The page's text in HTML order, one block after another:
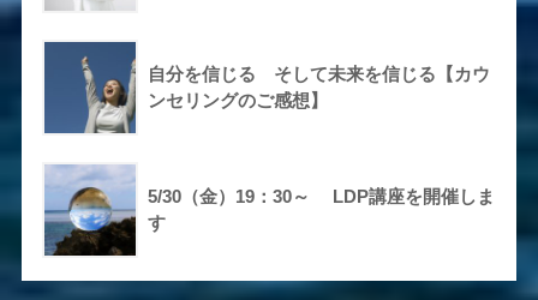
自分を信じる そして未来を信じる【カウ
ンセリングのご感想】
5/30（金）19：30～ LDP講座を開催しま
す